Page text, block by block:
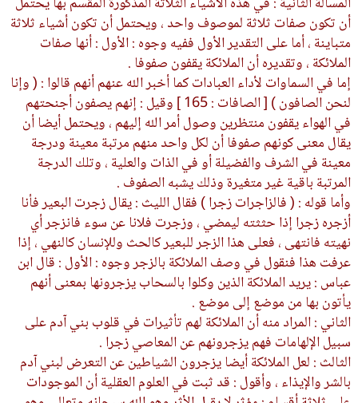
أن تكون صفات ثلاثة لموصوف واحد ، ويحتمل أن تكون أشياء ثلاثة
متباينة ، أما على التقدير الأول ففيه وجوه : الأول : أنها صفات
الملائكة ، وتقديره أن الملائكة يقفون صفوفا .
إما في السماوات لأداء العبادات كما أخبر الله عنهم أنهم قالوا : ( وإنا
لنحن الصافون ) [ الصافات : 165 ] وقيل : إنهم يصفون أجنحتهم
في الهواء يقفون منتظرين وصول أمر الله إليهم ، ويحتمل أيضا أن
يقال معنى كونهم صفوفا أن لكل واحد منهم مرتبة معينة ودرجة
معينة في الشرف والفضيلة أو في الذات والعلية ، وتلك الدرجة
المرتبة باقية غير متغيرة وذلك يشبه الصفوف .
وأما قوله : ( فالزاجرات زجرا ) فقال الليث : يقال زجرت البعير فأنا
أزجره زجرا إذا حثثته ليمضي ، وزجرت فلانا عن سوء فانزجر أي
نهيته فانتهى ، فعلى هذا الزجر للبعير كالحث وللإنسان كالنهي ، إذا
عرفت هذا فنقول في وصف الملائكة بالزجر وجوه : الأول : قال ابن
عباس : يريد الملائكة الذين وكلوا بالسحاب يزجرونها بمعنى أنهم
يأتون بها من موضع إلى موضع .
الثاني : المراد منه أن الملائكة لهم تأثيرات في قلوب بني آدم على
سبيل الإلهامات فهم يزجرونهم عن المعاصي زجرا .
الثالث : لعل الملائكة أيضا يزجرون الشياطين عن التعرض لبني آدم
بالشر والإيذاء ، وأقول : قد ثبت في العلوم العقلية أن الموجودات